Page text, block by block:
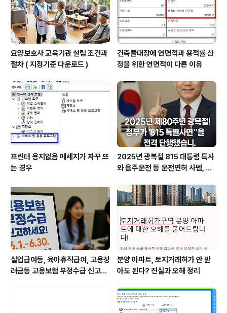
지역은 숙소와 사무실을 기본..
요양보호사 교육기관 설립 조건과
절차 ( 지정기준 다운로드 )
건축물대장에 연면적과 용적률 산
정을 위한 연면적이 다른 이유
프린터 용지없음 메세지가 자꾸 뜨
는 경우
2025년 광복절 815 대통령 특사
와 음주운전 등 운전면허 사범, 생
실업급여등, 육아휴직급여, 고용장
려금등 고용보험 부정수급 신고하
분양 아파트, 토지거래허가 안 받
아도 된다? 진실과 오해 정리